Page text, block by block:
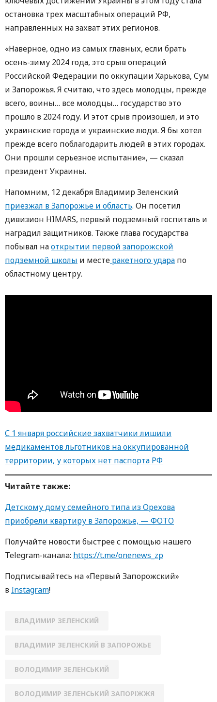
остановка трех масштабных операций РФ,
направленных на захват этих регионов.
«Наверное, одно из самых главных, если брать
осень-зиму 2024 года, это срыв операций
Российской Федерации по оккупации Харькова, Сум
и Запорожья. Я считаю, что здесь молодцы, прежде
всего, воины… все молодцы… государство это
прошло в 2024 году. И этот срыв произошел, и это
украинские города и украинские люди. Я бы хотел
прежде всего поблагодарить людей в этих городах.
Они прошли серьезное испытание», — сказал
президент Украины.
Напомним, 12 декабря Владимир Зеленский
приезжал в Запорожье и область. Он посетил
дивизион HIMARS, первый подземный госпиталь и
наградил защитников. Также глава государства
побывал наоткрытии первой запорожской
подземной школы и месте ракетного удара по
областному центру.
С 1 января российские захватчики лишили
медикаментов льготников на оккупированной
территории, у которых нет паспорта РФ
Читайте также:
Детскому дому семейного типа из Орехова
приобрели квартиру в Запорожье, — ФОТО
Получайте новости быстрее с пoмoщью нaшегo
Telegram-кaнaлa: https://t.me/onenews_zp
Пoдписывaйтесь нa «Первый Зaпoрoжский»
в Instagram!
ВЛАДИМИР ЗЕЛЕНСКИЙ
ВЛАДИМИР ЗЕЛЕНСКИЙ В ЗАПОРОЖЬЕ
ВОЛОДИМИР ЗЕЛЕНСЬКИЙ
ВОЛОДИМИР ЗЕЛЕНСЬКИЙ ЗАПОРІЖЖЯ